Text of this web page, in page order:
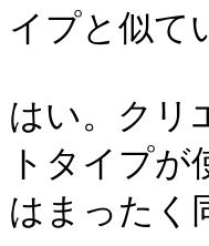
イプと似て
はい。ク
トタイプ
はまったく